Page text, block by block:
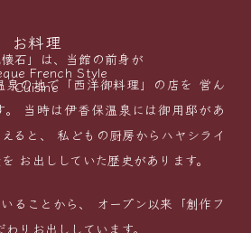
お料理
石」は、当館の前身が
泉の地で「西洋御料理」の店を 営ん
当時は伊香保温泉には御用邸があ
ると、
私どもの厨房からハヤシライ
お出ししていた歴史があります。
ることから、
オープン以来「創作フ
わりお出ししています。